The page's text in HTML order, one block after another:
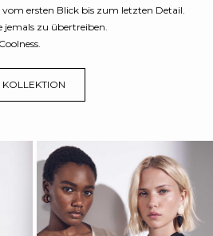
ersten Blick bis zum letzten Detail.
jemals zu übertreiben.
KOLLEKTION